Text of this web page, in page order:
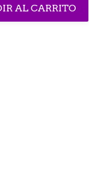
AL CARRITO